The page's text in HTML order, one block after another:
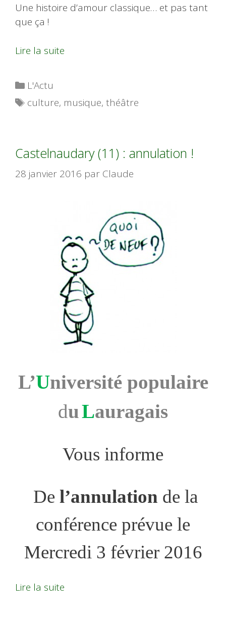
Une histoire d’amour classique… et pas tant
que ça !
Lire la suite
Catégories
L'Actu
Étiquettes
culture, musique,théâtre
Castelnaudary (11) : annulation !
28 janvier 2016 par Claude
L’Université populaire
duLauragais
Vous informe
De l’annulation de la
conférence prévue le
Mercredi 3 février 2016
Lire la suite